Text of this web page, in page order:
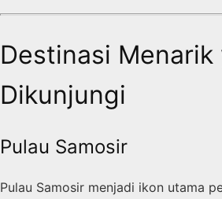
Destinasi Menarik
Dikunjungi
Pulau Samosir
Pulau Samosir menjadi ikon utama